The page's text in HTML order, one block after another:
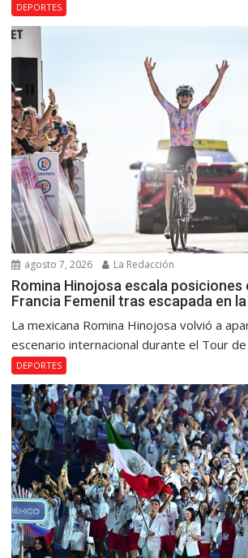
DEPORTES
agosto 7, 2026 La Redacción
Romina Hinojosa escala posiciones
Francia Femenil tras escapada en
La mexicana Romina Hinojosa volvió a
escenario internacional durante el Tour de
DEPORTES